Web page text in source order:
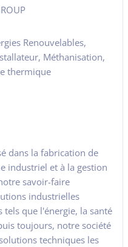
Renouvelables,
, Méthanisation,
thermique
dans la fabrication de
industriel et à la gestion
savoir-faire
industrielles
tels que l'énergie, la santé
toujours, notre société
techniques les